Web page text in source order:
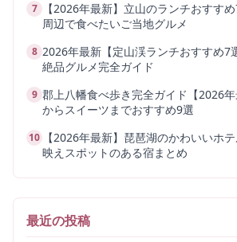
7
【2026年最新】立山のランチおすす
周辺で食べたいご当地グルメ
8 2026年最新【定山渓ランチおすすめ7
絶品グルメ完全ガイド
9 郡上八幡食べ歩き完全ガイド【2026
からスイーツまでおすすめ9選
10
【2026年最新】琵琶湖のかわいいホ
映えスポットのある宿まとめ
最近の投稿